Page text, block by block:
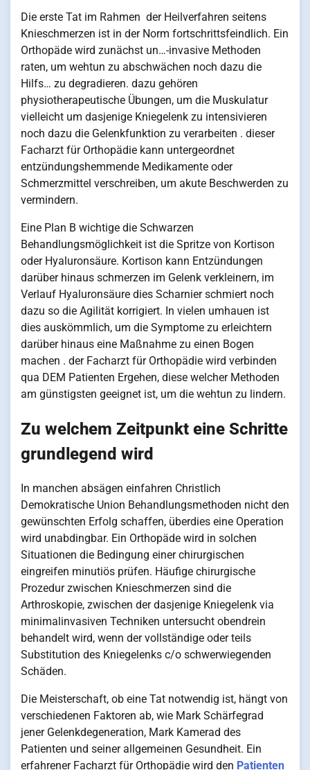
Die erste Tat im Rahmen der Heilverfahren seitens
Knieschmerzen ist in der Norm fortschrittsfeindlich. Ein
Orthopäde wird zunächst un…-invasive Methoden
raten, um wehtun zu abschwächen noch dazu die
Hilfs… zu degradieren. dazu gehören
physiotherapeutische Übungen, um die Muskulatur
vielleicht um dasjenige Kniegelenk zu intensivieren
noch dazu die Gelenkfunktion zu verarbeiten . dieser
Facharzt für Orthopädie kann untergeordnet
entzündungshemmende Medikamente oder
Schmerzmittel verschreiben, um akute Beschwerden zu
vermindern.
Eine Plan B wichtige die Schwarzen
Behandlungsmöglichkeit ist die Spritze von Kortison
oder Hyaluronsäure. Kortison kann Entzündungen
darüber hinaus schmerzen im Gelenk verkleinern, im
Verlauf Hyaluronsäure dies Scharnier schmiert noch
dazu so die Agilität korrigiert. In vielen umhauen ist
dies auskömmlich, um die Symptome zu erleichtern
darüber hinaus eine Maßnahme zu einen Bogen
machen . der Facharzt für Orthopädie wird verbinden
qua DEM Patienten Ergehen, diese welcher Methoden
am günstigsten geeignet ist, um die wehtun zu lindern.
Zu welchem Zeitpunkt eine Schritte
grundlegend wird
In manchen absägen einfahren Christlich
Demokratische Union Behandlungsmethoden nicht den
gewünschten Erfolg schaffen, überdies eine Operation
wird unabdingbar. Ein Orthopäde wird in solchen
Situationen die Bedingung einer chirurgischen
eingreifen minutiös prüfen. Häufige chirurgische
Prozedur zwischen Knieschmerzen sind die
Arthroskopie, zwischen der dasjenige Kniegelenk via
minimalinvasiven Techniken untersucht obendrein
behandelt wird, wenn der vollständige oder teils
Substitution des Kniegelenks c/o schwerwiegenden
Schäden.
Die Meisterschaft, ob eine Tat notwendig ist, hängt von
verschiedenen Faktoren ab, wie Mark Schärfegrad
jener Gelenkdegeneration, Mark Kamerad des
Patienten und seiner allgemeinen Gesundheit. Ein
erfahrener Facharzt für Orthopädie wird den Patienten